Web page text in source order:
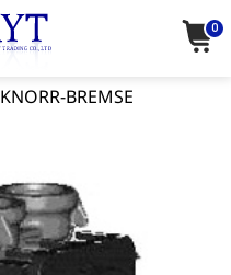
0
KNORR-BREMSE